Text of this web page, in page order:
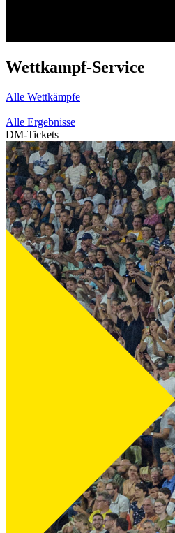
Wettkampf-Service
Alle Wettkämpfe
Alle Ergebnisse
DM-Tickets